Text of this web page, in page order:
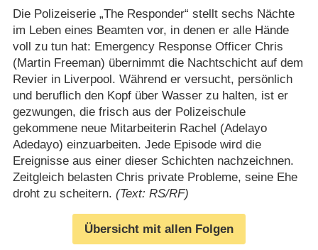
Die Polizeiserie „The Responder“ stellt sechs Nächte
im Leben eines Beamten vor, in denen er alle Hände
voll zu tun hat: Emergency Response Officer Chris
(Martin Freeman) übernimmt die Nachtschicht auf dem
Revier in Liverpool. Während er versucht, persönlich
und beruflich den Kopf über Wasser zu halten, ist er
gezwungen, die frisch aus der Polizeischule
gekommene neue Mitarbeiterin Rachel (Adelayo
Adedayo) einzuarbeiten. Jede Episode wird die
Ereignisse aus einer dieser Schichten nachzeichnen.
Zeitgleich belasten Chris private Probleme, seine Ehe
droht zu scheitern. (Text: RS/RF)
Übersicht mit allen Folgen